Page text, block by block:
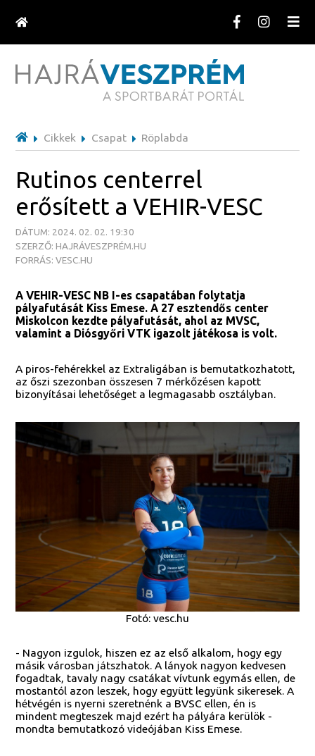
Cikkek Csapat Röplabda
Rutinos centerrel
erősített a VEHIR-VESC
DÁTUM: 2024. 02. 02. 19:30
SZERZŐ: HAJRÁVESZPRÉM.HU
FORRÁS: VESC.HU
A VEHIR-VESC NB I-es csapatában folytatja
pályafutását Kiss Emese. A 27 esztendős center
Miskolcon kezdte pályafutását, ahol az MVSC,
valamint a Diósgyőri VTK igazolt játékosa is volt.
A piros-fehérekkel az Extraligában is bemutatkozhatott,
az őszi szezonban összesen 7 mérkőzésen kapott
bizonyításai lehetőséget a legmagasabb osztályban.
Fotó: vesc.hu
- Nagyon izgulok, hiszen ez az első alkalom, hogy egy
másik városban játszhatok. A lányok nagyon kedvesen
fogadtak, tavaly nagy csatákat vívtunk egymás ellen, de
mostantól azon leszek, hogy együtt legyünk sikeresek. A
hétvégén is nyerni szeretnénk a BVSC ellen, én is
mindent megteszek majd ezért ha pályára kerülök -
mondta bemutatkozó videójában Kiss Emese.